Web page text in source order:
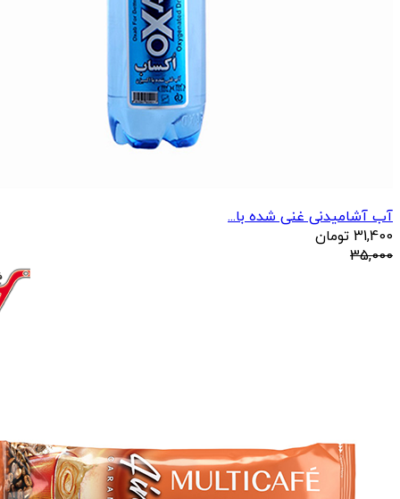
آب آشامیدنی غنی شده با...
31,400 تومان
35,000